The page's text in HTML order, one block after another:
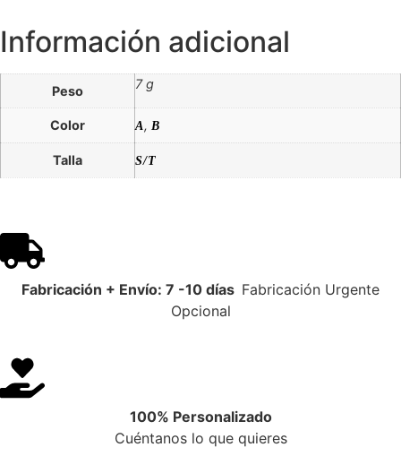
Información adicional
Peso 7 g
Color A, B
Talla S/T
Fabricación + Envío: 7 -10 días Fabricación Urgente
Opcional
100% Personalizado
Cuéntanos lo que quieres